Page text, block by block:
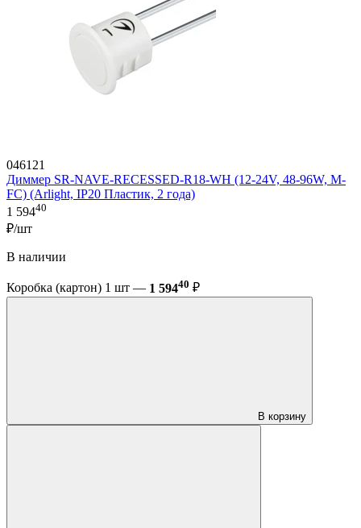
046121
Диммер SR-NAVE-RECESSED-R18-WH (12-24V, 48-96W, M-
FC) (Arlight, IP20 Пластик, 2 года)
1 59440
₽/шт
В наличии
Коробка (картон) 1 шт — 1 59440 ₽
В корзину